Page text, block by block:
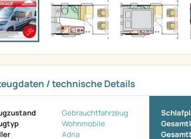
/ technische Details
Gebrauchtfahrzeug
Wohnmobile
Adria